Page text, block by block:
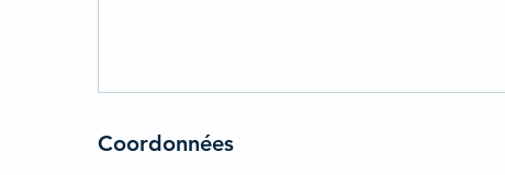
Coordonnées